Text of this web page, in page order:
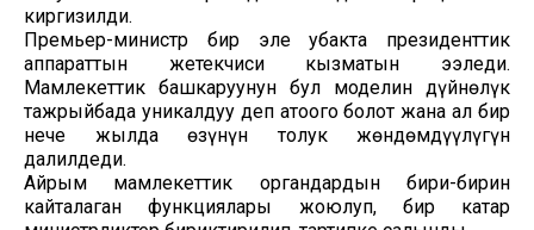
киргизилди.
Премьер-министр бир эле убакта президенттик
аппараттын жетекчиси кызматын ээледи.
Мамлекеттик башкаруунун бул моделин дүйнөлүк
тажрыйбада уникалдуу деп атоого болот жана ал бир
нече жылда өзүнүн толук жөндөмдүүлүгүн
далилдеди.
Айрым мамлекеттик органдардын бири-бирин
кайталаган функциялары жоюлуп, бир катар